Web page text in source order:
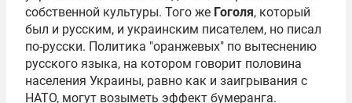
собственной культуры. Того же Гоголя, который
был и русским, и украинским писателем, но писал
по-русски. Политика "оранжевых" по вытеснению
русского языка, на котором говорит половина
населения Украины, равно как и заигрывания с
НАТО, могут возыметь эффект бумеранга.